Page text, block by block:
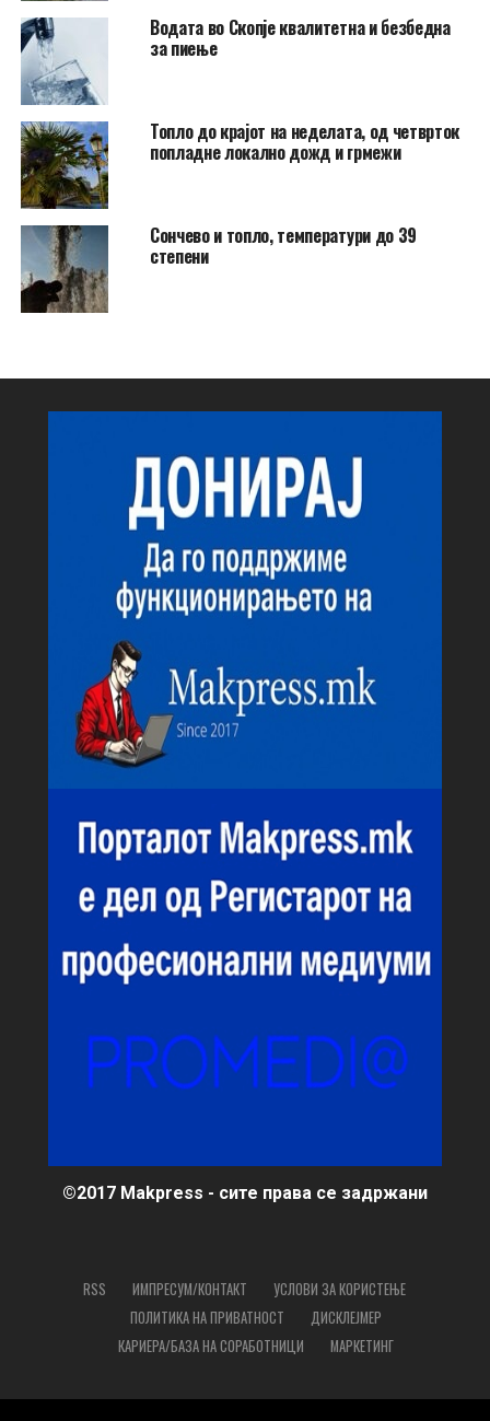
Водата во Скопје квалитетна и безбедна
за пиење
Топло до крајот на неделата, од четврток
попладне локално дожд и грмежи
Сончево и топло, температури до 39
степени
©2017 Makpress - сите права се задржани
RSS ИМПРЕСУМ/КОНТАКТ
УСЛОВИ ЗА КОРИСТЕЊЕ
ПОЛИТИКА НА ПРИВАТНОСТ
ДИСКЛЕЈМЕР
КАРИЕРА/БАЗА НА СОРАБОТНИЦИ
МАРКЕТИНГ